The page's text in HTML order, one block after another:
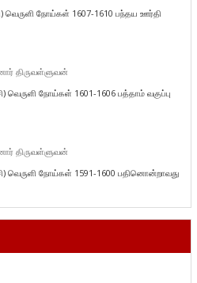
வெருளி நோய்கள் 1607-1610 பந்தய ஊர்தி
திருவள்ளுவன்
வெருளி நோய்கள் 1601-1606 பத்தாம் வகுப்பு
திருவள்ளுவன்
வெருளி நோய்கள் 1591-1600 பதினொன்றாவது